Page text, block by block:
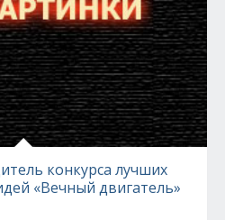
конкурса лучших
«Вечный двигатель»